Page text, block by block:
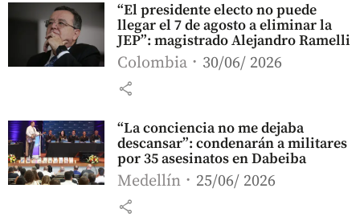
“El presidente electo no puede
llegar el 7 de agosto a eliminar la
JEP”: magistrado Alejandro Ramelli
Colombia 30/06/ 2026
share
“La conciencia no me dejaba
descansar”: condenarán a militares
por 35 asesinatos en Dabeiba
Medellín 25/06/ 2026
share